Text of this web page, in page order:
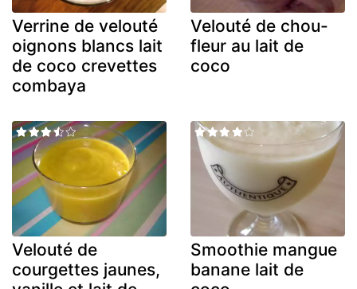
Verrine de velouté
oignons blancs lait
de coco crevettes
combaya
Velouté de chou-
fleur au lait de
coco
Velouté de
courgettes jaunes,
Smoothie mangue
banane lait de